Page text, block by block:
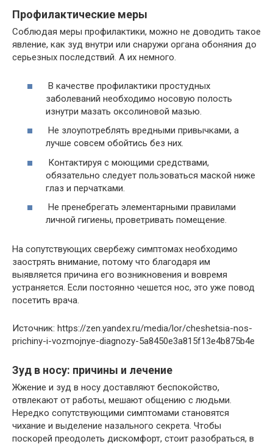
Профилактические меры
Соблюдая меры профилактики, можно не доводить такое
явление, как зуд внутри или снаружи органа обоняния до
серьезных последствий. А их немного.
В качестве профилактики простудных
заболеваний необходимо носовую полость
изнутри мазать оксолиновой мазью.
Не злоупотреблять вредными привычками, а
лучше совсем обойтись без них.
Контактируя с моющими средствами,
обязательно следует пользоваться маской ниже
глаз и перчатками.
Не пренебрегать элементарными правилами
личной гигиены, проветривать помещение.
На сопутствующих свербежу симптомах необходимо
заострять внимание, потому что благодаря им
выявляется причина его возникновения и вовремя
устраняется. Если постоянно чешется нос, это уже повод
посетить врача.
Источник: https://zen.yandex.ru/media/lor/cheshetsia-nos-
prichiny-i-vozmojnye-diagnozy-5a8450e3a815f13e4b875b4e
Зуд в носу: причины и лечение
Жжение и зуд в носу доставляют беспокойство,
отвлекают от работы, мешают общению с людьми.
Нередко сопутствующими симптомами становятся
чихание и выделение назального секрета. Чтобы
поскорей преодолеть дискомфорт, стоит разобраться, в